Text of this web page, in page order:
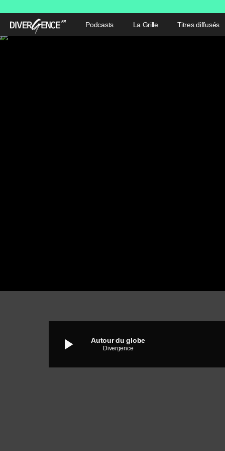
Podcasts La Grille Titres diffusés
play_arrow Autour du globe
Divergence